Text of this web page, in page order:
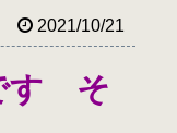
2021/10/21
す そ